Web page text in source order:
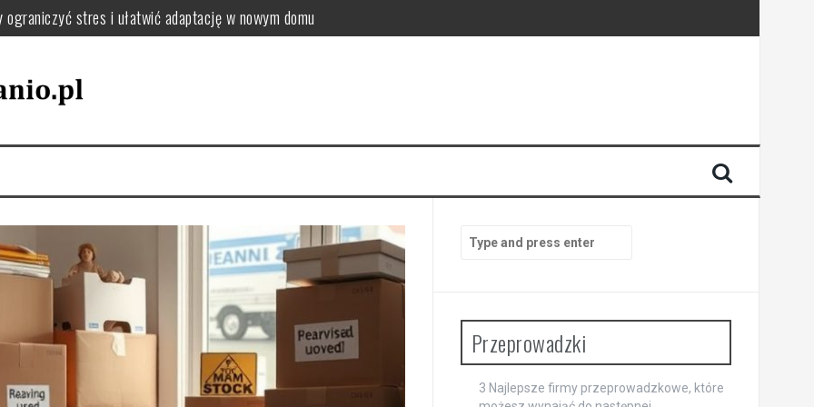
stres i ułatwić adaptację w nowym domu
uporządkować zmiany adresu i dokumentów krok po kroku
oraz tekstylia podczas przeprowadzki – praktyczne wskazówki
chaosu i jak uniknąć przeciążenia pakowania
wybrać sposób, który zminimalizuje stres i koszty
by uniknąć chaosu i dobrze się zorganizować
Search
for:
Przeprowadzki
3 Najlepsze firmy przeprowadzkowe, które